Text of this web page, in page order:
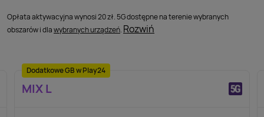
Opłata aktywacyjna wynosi 20 zł. 5G dostępne na terenie wybranych
obszarów i dlawybranych urządzeń. Rozwiń
Dodatkowe GB w Play24
MIX L